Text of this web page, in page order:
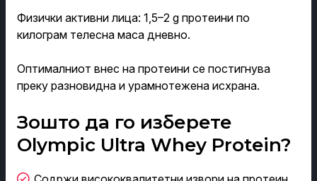
Физички активни лица: 1,5–2 g протеини по
килограм телесна маса дневно.
Оптималниот внес на протеини се постигнува
преку разновидна и урамнотежена исхрана.
Зошто да го изберете
Olympic Ultra Whey Protein?